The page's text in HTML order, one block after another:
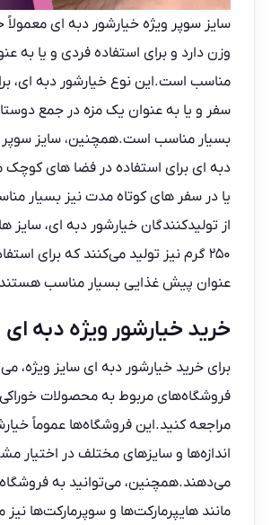
وزن دارد و برای استفاده فردی و یا به
مناسب است.این نوع خیارشور دبه ای،
سفر و یا به عنوان یک مزه در جمع
بسیار مناسب است.همچنین، سایز سوپر
دبه ای برای استفاده در فضا های کوچک
یا در سفر های کوتاه مدت نیز بسیار
از تولیدکنندگان خیارشور دبه ای، سایز
۲۵۰ گرم نیز تولید می‌کنند که برای
عنوان پیش غذایی بسیار مناسب
خرید خیارشور ویژه دبه ای
برایخرید خیارشور دبه ای سایز ویژه،
فروشگاه‌های مربوط به محصولات
مراجعه کنید.این فروشگاه‌ها عموماً
اندازه‌ها و سایزهای مختلف در اختیار
می‌دهند.همچنین، می‌توانید به
مانند هایپرمارکت‌ها و سوپرمارکت‌ها نیز